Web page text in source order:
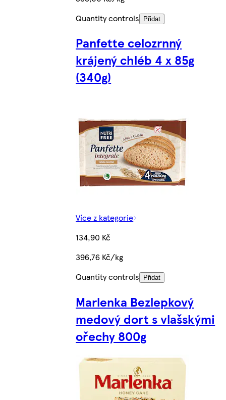
Quantity controls Přidat
Panfette celozrnný
krájený chléb 4 x 85g
(340g)
Více z kategorie
134,90 Kč
396,76 Kč/kg
Quantity controls
Přidat
Marlenka Bezlepkový
medový dort s vlašskými
ořechy 800g